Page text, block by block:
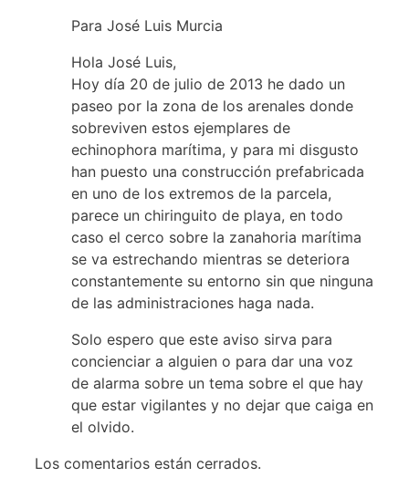
Para José Luis Murcia
Hola José Luis,
Hoy día 20 de julio de 2013 he dado un
paseo por la zona de los arenales donde
sobreviven estos ejemplares de
echinophora marítima, y para mi disgusto
han puesto una construcción prefabricada
en uno de los extremos de la parcela,
parece un chiringuito de playa, en todo
caso el cerco sobre la zanahoria marítima
se va estrechando mientras se deteriora
constantemente su entorno sin que ninguna
de las administraciones haga nada.
Solo espero que este aviso sirva para
concienciar a alguien o para dar una voz
de alarma sobre un tema sobre el que hay
que estar vigilantes y no dejar que caiga en
el olvido.
Los comentarios están cerrados.